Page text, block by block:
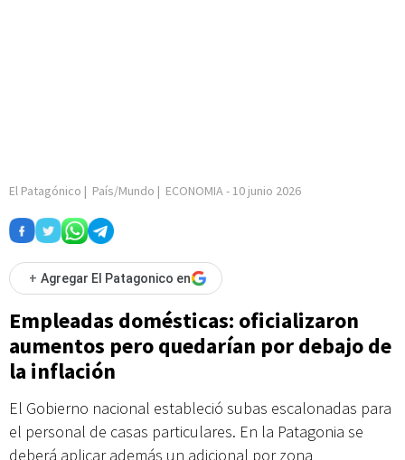
El Patagónico | País/Mundo | ECONOMIA- 10 junio 2026
+ Agregar El Patagonico en
Empleadas domésticas: oficializaron
aumentos pero quedarían por debajo de
la inflación
El Gobierno nacional estableció subas escalonadas para
el personal de casas particulares. En la Patagonia se
deberá aplicar además un adicional por zona